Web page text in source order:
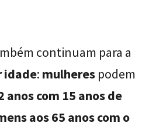
continuam para a
idade: mulheres podem
anos com 15 anos de
aos 65 anos com o